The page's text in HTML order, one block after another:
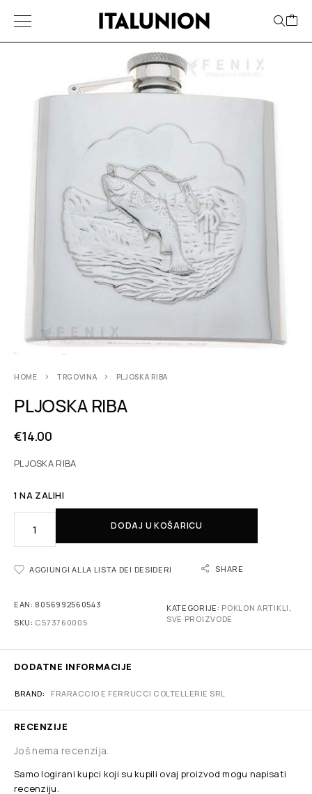
HOME TRGOVINA PLJOSKA RIBA
PLJOSKA RIBA
€14.00
PLJOSKA RIBA
1 NA ZALIHI
DODAJ U KOŠARICU
AGGIUNGI ALLA LISTA DEI DESIDERI SHARE
EAN: 8056992560543
SKU: C573760005
KATEGORIJE: POKLON ARTIKLI ,
SVE PROIZVODE
DODATNE INFORMACIJE
BRAND FRARACCIO E FERRUCCI COLTELLERIE SRL
RECENZIJE
Još nema recenzija.
Samo logirani kupci koji su kupili ovaj proizvod mogu napisati
recenziju.